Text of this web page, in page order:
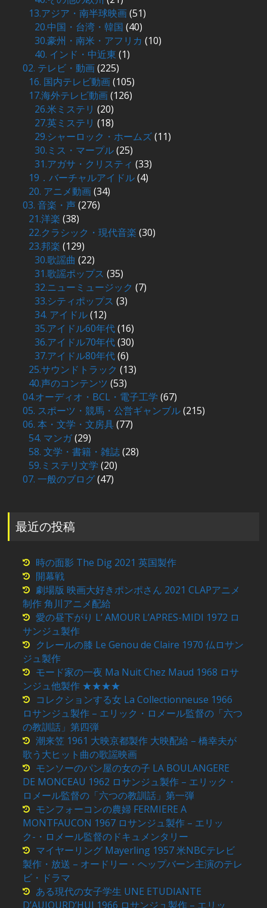
13.アジア・南半球映画(51)
20.中国・台湾・韓国 (40)
30.豪州・南米・アフリカ (10)
40. インド・中近東 (1)
02. テレビ・動画(225)
16. 国内テレビ動画(105)
17.海外テレビ動画(126)
26.米ミステリ (20)
27.英ミステリ (18)
29.シャーロック・ホームズ(11)
30.ミス・マープル(25)
31.アガサ・クリスティ (33)
19．バーチャルアイドル(4)
20. アニメ動画(34)
03. 音楽・声(276)
21.洋楽 (38)
22.クラシック・現代音楽 (30)
23.邦楽 (129)
30.歌謡曲 (22)
31.歌謡ポップス (35)
32.ニューミュージック (7)
33.シティポップス (3)
34. アイドル(12)
35.アイドル60年代(16)
36.アイドル70年代(30)
37.アイドル80年代(6)
25.サウンドトラック (13)
40.声のコンテンツ (53)
04.オーディオ・BCL・電子工学 (67)
05. スポーツ・競馬・公営ギャンブル(215)
06. 本・文学・文房具(77)
54. マンガ(29)
58. 文学・書籍・雑誌(28)
59.ミステリ文学 (20)
07. 一般のブログ(47)
最近の投稿
時の面影 The Dig 2021 英国製作
開幕戦
劇場版 映画大好きポンポさん 2021 CLAPアニメ
制作 角川アニメ配給
愛の昼下がり L’ AMOUR L’APRES-MIDI 1972 ロ
サンジュ製作
クレールの膝 Le Genou de Claire 1970 仏ロサン
ジュ製作
モード家の一夜 Ma Nuit Chez Maud 1968 ロサ
ンジュ他製作 ★★★★
コレクションする女 La Collectionneuse 1966
ロサンジュ製作 – エリック・ロメール監督の「六つ
の教訓話」第四弾
潮来笠 1961 大映京都製作 大映配給 – 橋幸夫が
歌う大ヒット曲の歌謡映画
モンソーのパン屋の女の子 LA BOULANGERE
DE MONCEAU 1962 ロサンジュ製作 – エリック・
ロメール監督の「六つの教訓話」第一弾
モンフォーコンの農婦 FERMIERE A
MONTFAUCON 1967 ロサンジュ製作 – エリッ
ク-・ロメール監督のドキュメンタリー
マイヤーリング Mayerling 1957 米NBCテレビ
製作・放送 – オードリー・ヘップバーン主演のテレ
ビ・ドラマ
ある現代の女子学生 UNE ETUDIANTE
D’AUJOURD’HUI 1966 ロサンジュ製作 – エリッ